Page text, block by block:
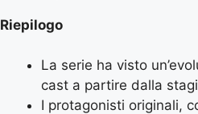
Riepilogo
La serie ha visto
cast a partire dalla
I protagonisti originali,